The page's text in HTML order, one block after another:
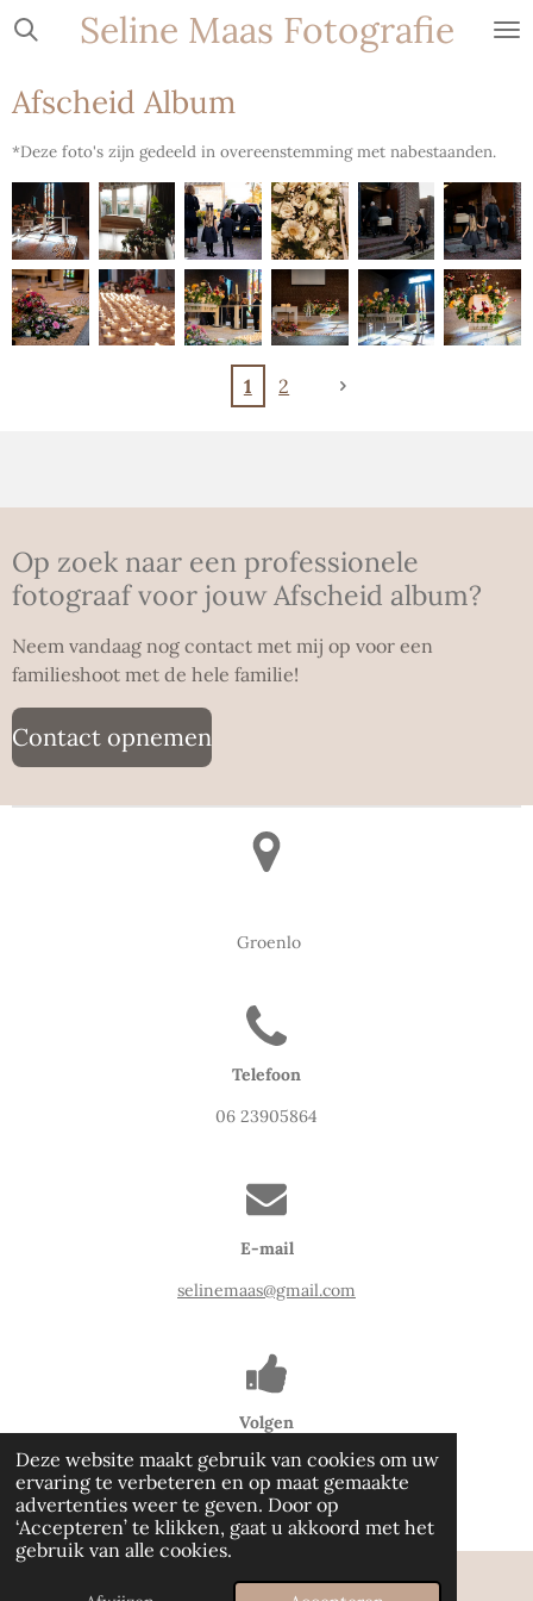
Deze website maakt gebruik van cookies om uw
ervaring te verbeteren en op maat gemaakte
advertenties weer te geven. Door op
‘Accepteren’ te klikken, gaat u akkoord met het
gebruik van alle cookies.
Ga
de
Seline Maas Fotografie
Afscheid Album
*Deze foto's zijn gedeeld in overeenstemming met nabestaanden.
1 2
Op zoek naar een professionele
fotograaf voor jouw Afscheid album?
Neem vandaag nog contact met mij op voor een
familieshoot met de hele familie!
Contact opnemen
Groenlo
Telefoon
06 23905864
E-mail
selinemaas@gmail.com
Volgen
F
a
c
e
I
n
s
a
W
h
a
s
© 2025 - 2026 Seline Maas Fotografie